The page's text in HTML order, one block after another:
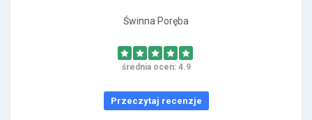
Świnna Poręba
średnia ocen: 4.9
Przeczytaj recenzje